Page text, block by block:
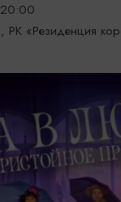
РК «Резиденция